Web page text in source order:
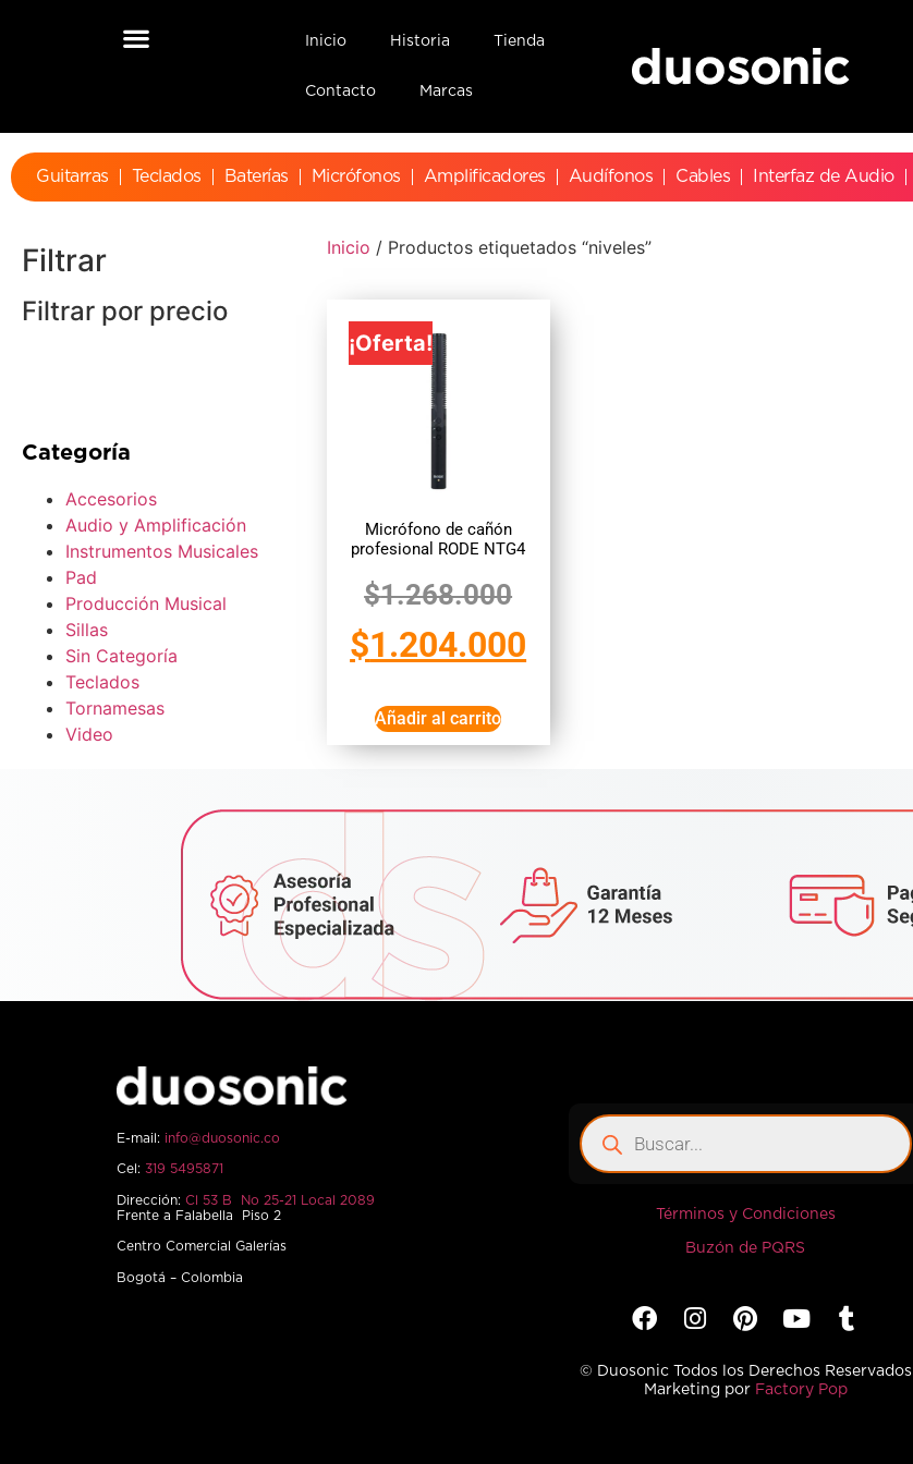
Inicio Historia Tienda
Contacto Marcas
Guitarras Teclados Baterías Micrófonos Amplificadores Audífonos Cables Interfaz de Audio
Filtrar
Filtrar por precio
Categoría
Accesorios
Audio y Amplificación
Instrumentos Musicales
Pad
Producción Musical
Sillas
Sin Categoría
Teclados
Tornamesas
Video
Inicio / Productos etiquetados “niveles”
¡Oferta!
Micrófono de cañón
profesional RODE NTG4
$1.268.000
$1.204.000
Añadir al carrito
E-mail: info@duosonic.co
Cel: 319 5495871
Dirección: Cl 53 B No 25-21 Local 2089
Frente a Falabella Piso 2
Centro Comercial Galerías
Bogotá – Colombia
Términos y Condiciones
Buzón de PQRS
© Duosonic Todos los Derechos Reservados
Marketing por Factory Pop